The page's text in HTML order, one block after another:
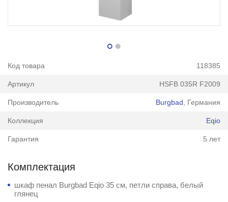
Код товара 118385
Артикул HSFB 035R F2009
Производитель Burgbad , Германия
Коллекция Eqio
Гарантия 5 лет
Комплектация
шкаф пенал Burgbad Eqio 35 см, петли справа, белый
глянец